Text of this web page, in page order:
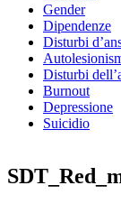
Gender
Dipendenze
Disturbi
Disturbi
Burnout
Depressione
Suicidio